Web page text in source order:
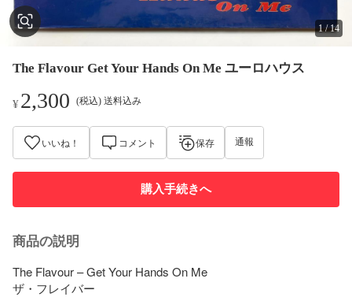
1/14
The Flavour Get Your Hands On Me ユーロハウス
¥2,300 (税込) 送料込み
いいね！ コメント 保存 通報
購入手続きへ
商品の説明
The Flavour – Get Your Hands On Me
ザ・フレイバー